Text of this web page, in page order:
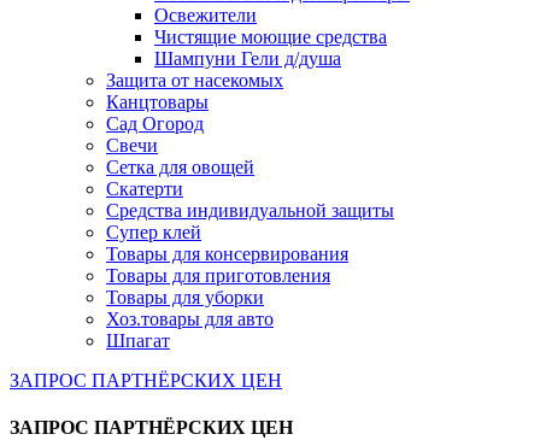
Освежители
Чистящие моющие средства
Шампуни Гели д/душа
Защита от насекомых
Канцтовары
Сад Огород
Свечи
Сетка для овощей
Скатерти
Средства индивидуальной защиты
Супер клей
Товары для консервирования
Товары для приготовления
Товары для уборки
Хоз.товары для авто
Шпагат
ЗАПРОС ПАРТНЁРСКИХ ЦЕН
ЗАПРОС ПАРТНЁРСКИХ ЦЕН